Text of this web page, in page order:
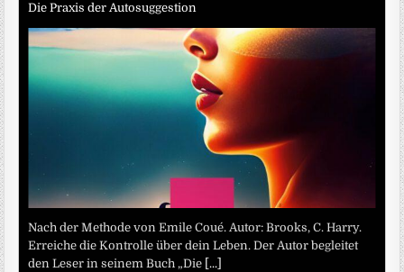
Die Praxis der Autosuggestion
Nach der Methode von Emile Coué. Autor: Brooks, C. Harry.
Erreiche die Kontrolle über dein Leben. Der Autor begleitet
den Leser in seinem Buch „Die [...]